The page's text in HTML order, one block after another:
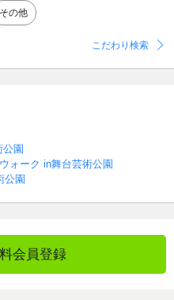
その他
こだわり検索
園
ォーク in舞台芸術公園
公園
会員登録